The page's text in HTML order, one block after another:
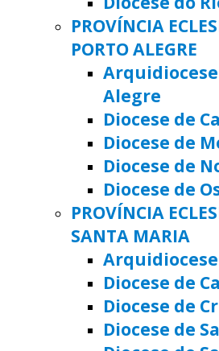
PROVÍNCIA
PORTO ALEGRE
Alegre
Diocese de
Diocese de
Diocese de
Diocese de
PROVÍNCIA
SANTA MARIA
Diocese de
Diocese de
Diocese de